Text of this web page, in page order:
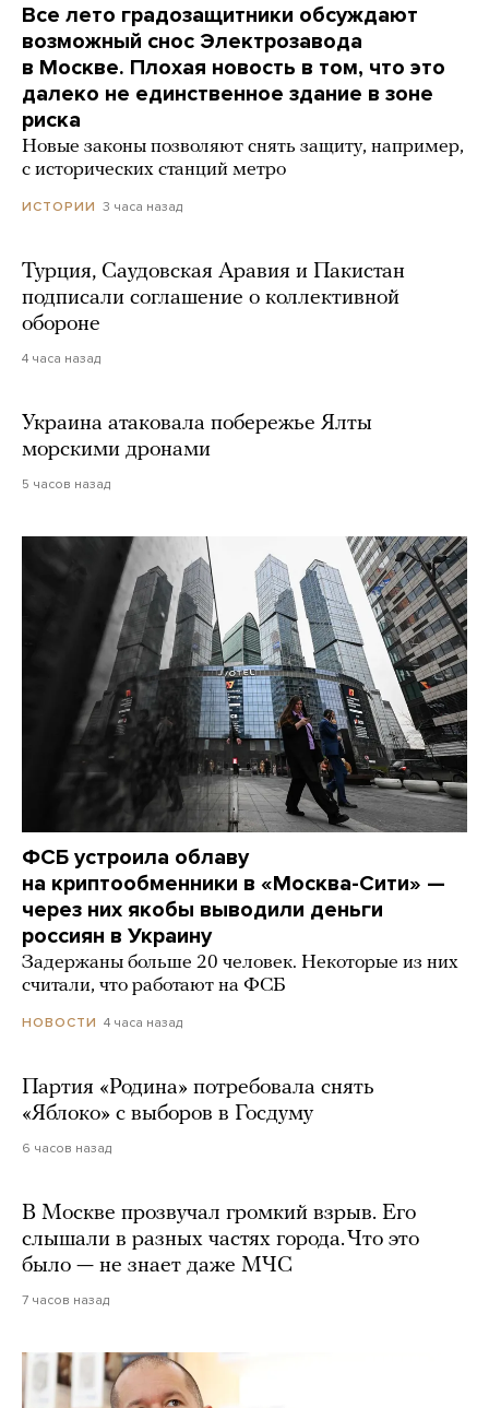
Все лето градозащитники обсуждают
возможный снос Электрозавода
в Москве. Плохая новость в том, что это
далеко не единственное здание в зоне
риска
Новые законы позволяют снять защиту, например,
с исторических станций метро
ИСТОРИИ 3 часа назад
Турция, Саудовская Аравия и Пакистан
подписали соглашение о коллективной
обороне
4 часа назад
Украина атаковала побережье Ялты
морскими дронами
5 часов назад
ФСБ устроила облаву
на криптообменники в «Москва-Сити» —
через них якобы выводили деньги
россиян в Украину
Задержаны больше 20 человек. Некоторые из них
считали, что работают на ФСБ
НОВОСТИ 4 часа назад
Партия «Родина» потребовала снять
«Яблоко» с выборов в Госдуму
6 часов назад
В Москве прозвучал громкий взрыв. Его
слышали в разных частях города. Что это
было — не знает даже МЧС
7 часов назад